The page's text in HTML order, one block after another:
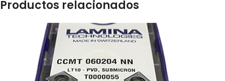
Productos relacionados